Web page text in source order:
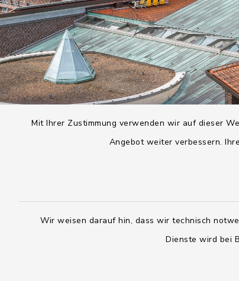
Mit Ihrer Zustimmung verwenden wir auf dieser
Angebot weiter verbessern.
Wir weisen darauf hin, dass wir technisch
Dienste wird bei